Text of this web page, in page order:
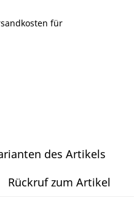
für
des Artikels
Rückruf zum Artikel